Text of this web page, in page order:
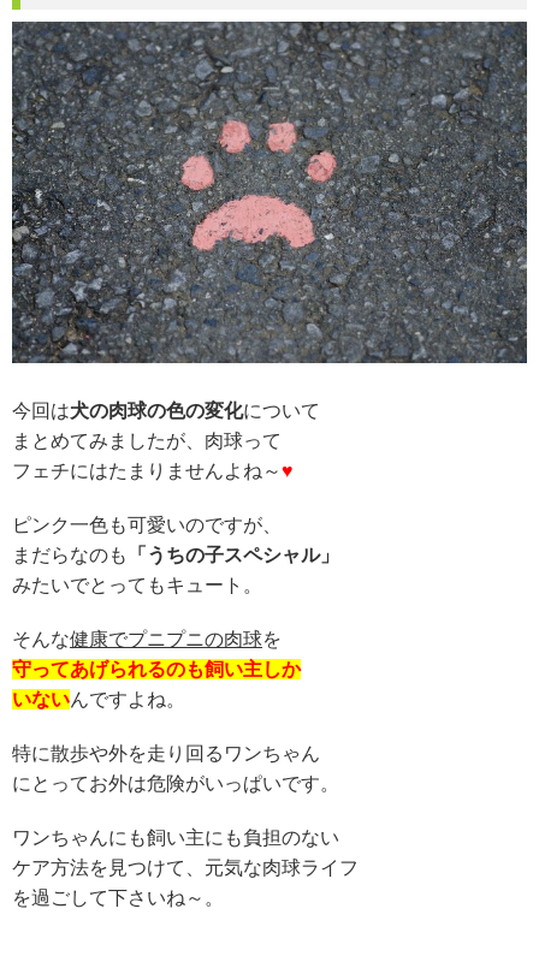
今回は犬の肉球の色の変化について
まとめてみましたが、肉球って
フェチにはたまりませんよね～♥
ピンク一色も可愛いのですが、
まだらなのも
「うちの子スペシャル」
みたいでとってもキュート。
そんな健康でプニプニの肉球を
守ってあげられるのも飼い主しか
いないんですよね。
特に散歩や外を走り回るワンちゃん
にとってお外は危険がいっぱいです。
ワンちゃんにも飼い主にも負担のない
ケア方法を見つけて、元気な肉球ライフ
を過ごして下さいね～。